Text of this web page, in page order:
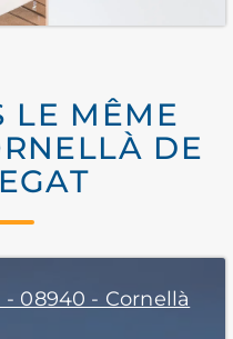
LE MÊME
DE
- 08940 - Cornellà